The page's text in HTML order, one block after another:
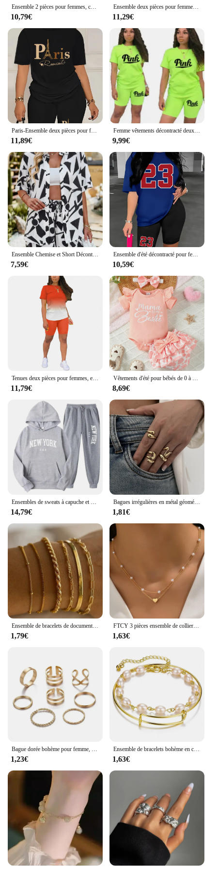
Ensemble 2 pièces pour femmes, chemise longue blanche, short taille haute, décontracté, tenue Streetwear, vêtements féminins, été
10,79€
Ensemble deux pièces pour femmes, imprimé de beau motif papillon, Short à manches courtes, doux et essentiel, ensemble de sport et confortable
11,29€
Paris-Ensemble deux pièces pour femmes, t-shirt et short College romantiques, mode hip-hop, court, respirant, doux, été
11,89€
Femme vêtements décontracté deux pièces ensemble pour femmes survêtement à manches courtes quotidien été Shorts T-Shirts col rond correspondant ensembles femmes
9,99€
7,59€
Ensemble d'été décontracté pour femme, chemise et short de sport, vêtements de rue College numéro 23, objectifs décontractés, 2 pièces
10,59€
11,79€ 8,69€
14,79€
Bagues irrégulières en métal géométrique punk pour femmes et hommes, ensemble de matiques ouvertes incurvées, document doré vintage, cadeau de bijoux unisexes, mode
1,81€
1,79€
FTCY 3 pièces ensemble de collier de perles pour femmes or 14K mode amour coeur pendentif étanche hypoallergénique clavicule cou chaîne bijoux
1,63€
Bague dorée bohème pour femme, bague torsadée créative, bague géométrique multicouche, ouverture simple, ensemble de bijoux rétro
1,23€
Ensemble de bracelets bohème en chaîne métallique pour femmes, couleur or géométrique, chaîne à maillons épais, Bracelet ouvert, bijoux à la mode
1,63€